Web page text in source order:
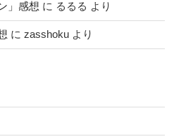
」感想 に るるる より
に zasshoku より